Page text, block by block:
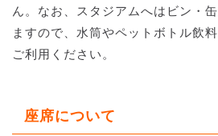
ん。なお、スタジアムへはビン・
ますので、水筒やペットボトル飲
ご利用ください。
座席について